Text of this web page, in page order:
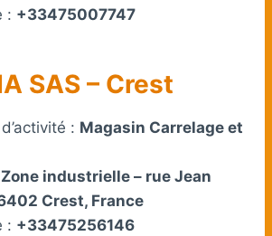
: +33475007747
SAS – Crest
: Magasin Carrelage et
Zone industrielle – rue Jean
Crest, France
: +33475256146